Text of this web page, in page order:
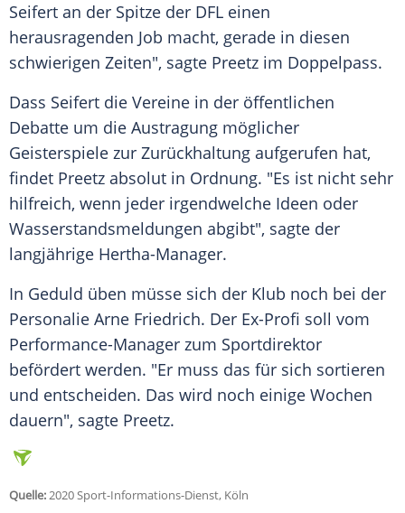
Seifert an der Spitze der DFL einen
herausragenden Job macht, gerade in diesen
schwierigen Zeiten", sagte Preetz im Doppelpass.
Dass Seifert die Vereine in der öffentlichen
Debatte um die Austragung möglicher
Geisterspiele zur Zurückhaltung aufgerufen hat,
findet Preetz absolut in Ordnung. "Es ist nicht sehr
hilfreich, wenn jeder irgendwelche Ideen oder
Wasserstandsmeldungen abgibt", sagte der
langjährige Hertha-Manager.
In Geduld üben müsse sich der Klub noch bei der
Personalie Arne Friedrich. Der Ex-Profi soll vom
Performance-Manager zum Sportdirektor
befördert werden. "Er muss das für sich sortieren
und entscheiden. Das wird noch einige Wochen
dauern", sagte Preetz.
Quelle:2020 Sport-Informations-Dienst, Köln